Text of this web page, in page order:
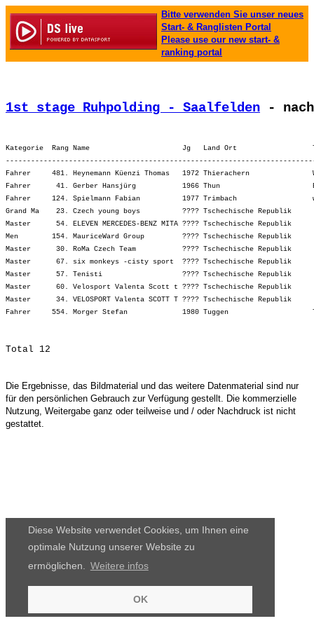
Diese Website verwendet Cookies, um Ihnen eine
optimale Nutzung unserer Website zu
ermöglichen.
Weitere infos
OK
Bitte verwenden Sie unser neues
Start- & Ranglisten Portal
Please use our new start- &
ranking portal
1st stage Ruhpolding - Saalfelden -
Kategorie  Rang Name                      Jg   Land Ort
Fahrer     481. Heynemann Küenzi Thomas   1972 Thierachern
Fahrer      41. Gerber Hansjürg           1966 Thun
Fahrer     124. Spielmann Fabian          1977 Trimbach
Grand Ma    23. Czech young boys          ???? Tschechische
Master      54. ELEVEN MERCEDES-BENZ MITA ????
Men        154. MauriceWard Group         ???? Tschechische
Master      30. RoMa Czech Team           ???? Tschechische
Master      67. six monkeys -cisty sport  ???? Tschechische
Master      57. Tenisti                   ???? Tschechische
Master      60. Velosport Valenta Scott t ???? Tschechische
Master      34. VELOSPORT Valenta SCOTT T ????
Die Ergebnisse, das Bildmaterial und das weitere Datenmaterial sind nur
für den persönlichen Gebrauch zur Verfügung gestellt. Die kommerzielle
Nutzung, Weitergabe ganz oder teilweise und / oder Nachdruck ist nicht
gestattet.